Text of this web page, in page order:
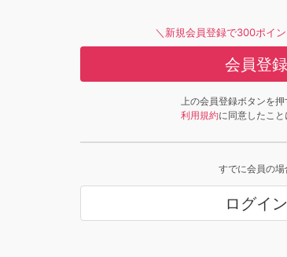
＼新規会員登録で300ポイ
会員登録
上の会員登録ボタンを押
利用規約に同意したこ
すでに会員の場
ログイン